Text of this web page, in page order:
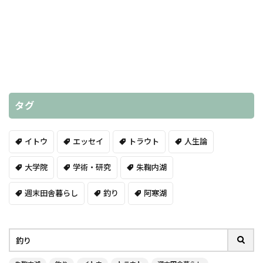
タグ
イトウ エッセイ トラウト 人生論
大学院 学術・研究 朱鞠内湖
週末田舎暮らし 釣り 阿寒湖